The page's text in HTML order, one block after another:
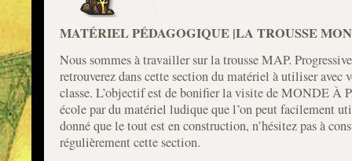
MATÉRIEL PÉDAGOGIQUE |LA TROUSSE
Nous sommes à travailler sur la trousse MAP.
retrouverez dans cette section du matériel à utiliser avec
classe. L’objectif est de bonifier la visite de MONDE À
école par du matériel ludique que l’on peut facilement
donné que le tout est en construction, n’hésitez pas à
régulièrement cette section.